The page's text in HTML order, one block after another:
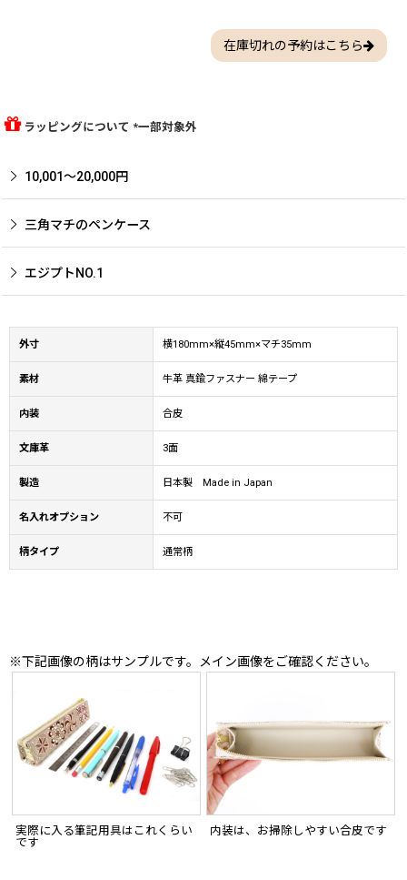
在庫切れの予約はこちら
ラッピングについて *一部対象外
10,001〜20,000円
三角マチのペンケース
エジプトNO.1
外寸 横180mm×縦45mm×マチ35mm
素材 牛革 真鍮ファスナー 綿テープ
内装 合皮
文庫革 3面
製造 日本製 Made in Japan
名入れオプション 不可
柄タイプ 通常柄
※下記画像の柄はサンプルです。メイン画像をご確認ください。
実際に入る筆記用具はこれくらい
です
内装は、お掃除しやすい合皮です